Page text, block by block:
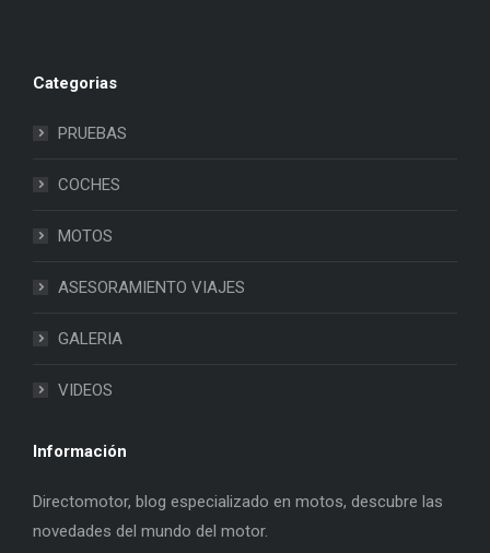
Categorias
PRUEBAS
COCHES
MOTOS
ASESORAMIENTO VIAJES
GALERIA
VIDEOS
Información
Directomotor, blog especializado en motos, descubre las
novedades del mundo del motor.